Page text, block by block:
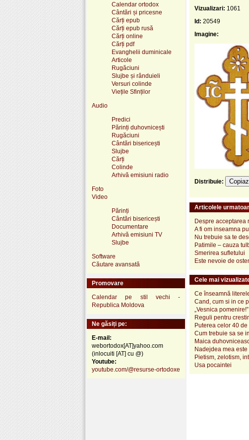
Vizualizari: 1061
Id: 20549
Imagine:
Distribuie:
Articolele
Despre acceptarea
A fi om inseamna
Nu trebuie sa te
Patimile – cauza
Smerirea sufletului
Este nevoie de
Cele mai
Ce înseamnă
Cand, cum si in ce
„Vesnica pomenire!”
Reguli pentru
Puterea celor 40
Cum trebuie sa se
Maica
Nadejdea mea este
Pietism, zelotism,
Usa pocaintei
Calendar ortodox
Cântări și pricesne
Cărți epub
Cărți epub rusă
Cărți online
Cărți pdf
Evanghelii duminicale
Articole
Rugăciuni
Slujbe și rânduieli
Versuri colinde
Viețile Sfinților
Audio
Predici
Părinți duhovnicești
Rugăciuni
Cântări bisericești
Slujbe
Cărți
Colinde
Arhivă emisiuni radio
Foto
Video
Părinți
Cântări bisericești
Documentare
Arhivă emisiuni TV
Slujbe
Software
Căutare avansată
Promovare
Calendar pe stil vechi -
Republica Moldova
Ne găsiți pe:
E-mail:
webortodox[AT]yahoo.com
(inlocuiti [AT] cu @)
Youtube:
youtube.com/@resurse-ortodoxe